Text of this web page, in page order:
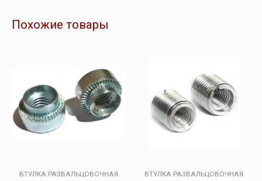
Похожие товары
ВТУЛКА РАЗВАЛЬЦОВОЧНАЯ ВТУЛКА РАЗВАЛЬЦОВОЧНАЯ